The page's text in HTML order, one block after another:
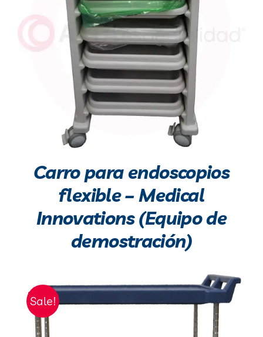
Carro para endoscopios
flexible – Medical
Innovations (Equipo de
demostración)
Sale!